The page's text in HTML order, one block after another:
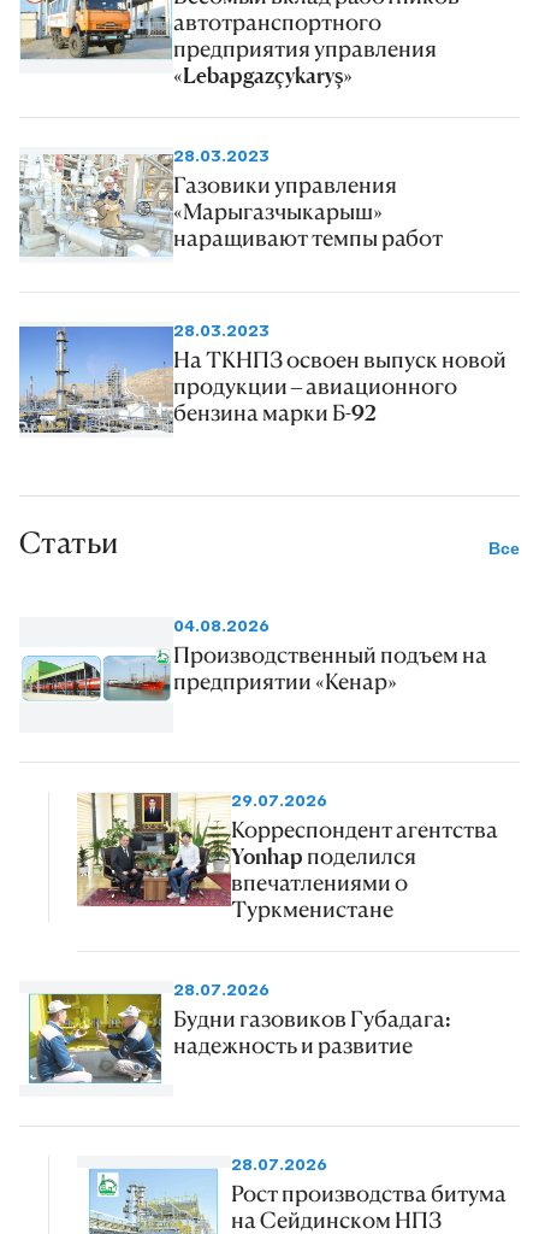
качества подземных вод,
изучение гидрогеологических
автотранспортного
предприятия управления
«Lebapgazçykaryş»
28.03.2023
Газовики управления
«Марыгазчыкарыш»
наращивают темпы работ
28.03.2023
На ТКНПЗ освоен выпуск новой
продукции – авиационного
бензина марки Б-92
Статьи Все
04.08.2026
Производственный подъем на
предприятии «Кенар»
29.07.2026
Корреспондент агентства
Yonhap поделился
впечатлениями о
Туркменистане
28.07.2026
Будни газовиков Губадага:
надежность и развитие
28.07.2026
Рост производства битума
на Сейдинском НПЗ